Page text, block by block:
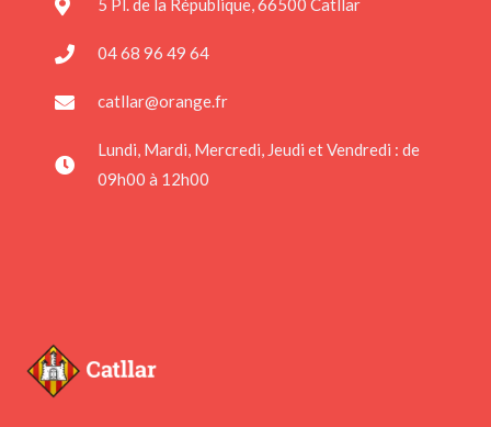
5 Pl. de la République, 66500 Catllar
04 68 96 49 64
catllar@orange.fr
Lundi, Mardi, Mercredi, Jeudi et Vendredi : de
09h00 à 12h00